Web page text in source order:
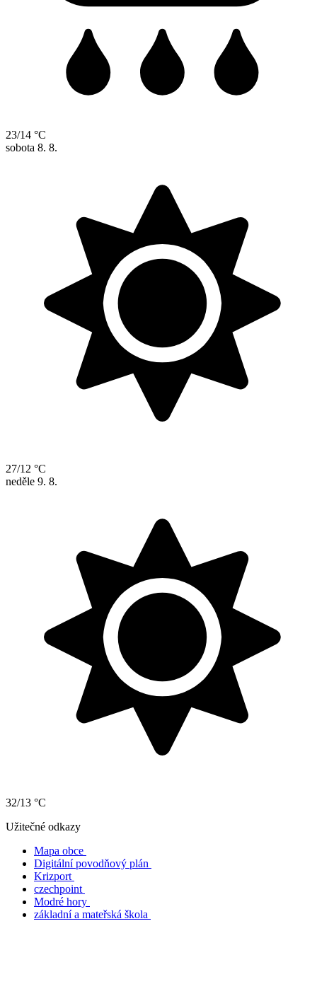
23/14 °C
sobota 8. 8.
27/12 °C
neděle 9. 8.
32/13 °C
Užitečné odkazy
Mapa obce
Digitální povodňový plán
Krizport
czechpoint
Modré hory
základní a mateřská škola